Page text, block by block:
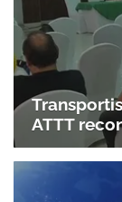
ATTT